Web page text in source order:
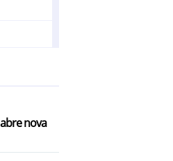
nova